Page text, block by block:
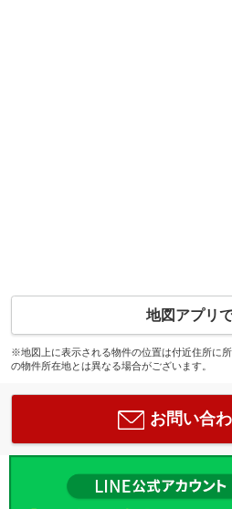
地図アプリ
※地図上に表示される物件の位置は付近住所に
の物件所在地とは異なる場合がございます。
お問い合